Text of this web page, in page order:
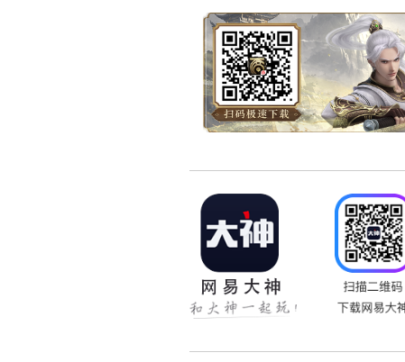
2、点击各下拉列表组合
3、玩家也有机会收到别人
改，再点击“好了，就这样
4、如果你参与传递的《
东村杀只羊，传到西村就
谎精下界的本意恐怕也就在